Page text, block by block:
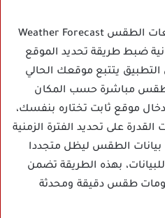
تقدر برنامج توقعات الطقس Weather Forecast
ضبط طريقة تحديد الموقع
يتتبع موقعك الحالي
طقس مباشرة حسب المكان
موقع ثابت تختاره بنفسك،
على تحديد الفترة الزمنية
بيانات الطقس ليظل متجددا
بهذه الطريقة تضمن
طقس دقيقة ومحدثة